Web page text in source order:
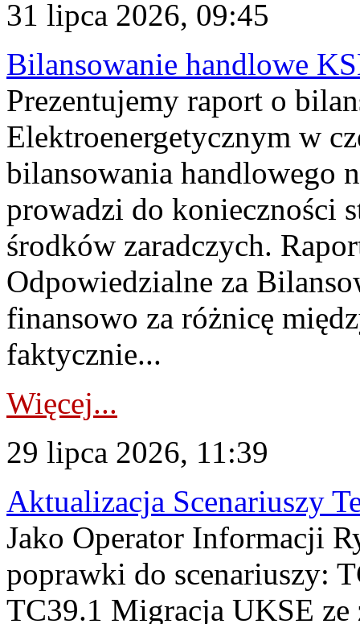
31 lipca 2026, 09:45
Bilansowanie handlowe
Prezentujemy raport o
Elektroenergetycznym w
bilansowania handlowego
prowadzi do konieczności
środków zaradczych.
Odpowiedzialne za
finansowo za różnicę
faktycznie...
Więcej...
29 lipca 2026, 11:39
Aktualizacja Scenariuszy
Jako Operator Informacji
poprawki do scenariuszy:
TC39.1 Migracja UKSE